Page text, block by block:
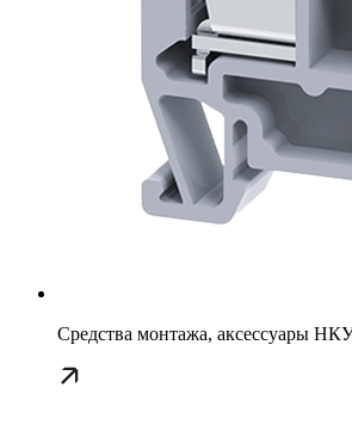
Средства монтажа, аксессуары